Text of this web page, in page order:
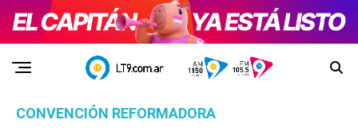
CONVENCIÓN REFORMADORA